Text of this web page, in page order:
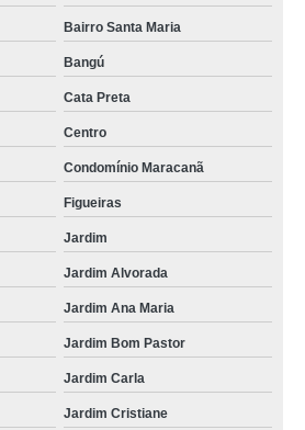
Bairro Santa Maria
Bangú
Cata Preta
Centro
Condomínio Maracanã
Figueiras
Jardim
Jardim Alvorada
Jardim Ana Maria
Jardim Bom Pastor
Jardim Carla
Jardim Cristiane